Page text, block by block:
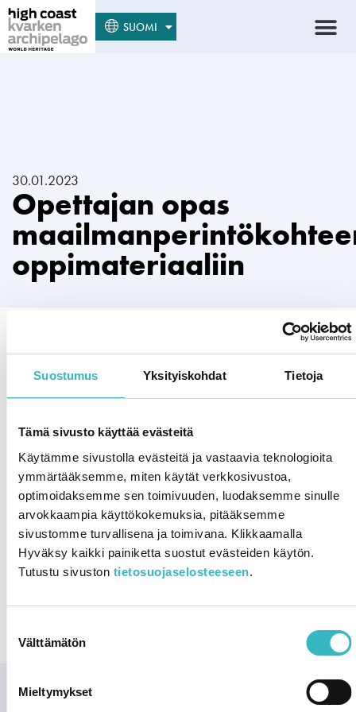
Suostumus Yksityiskohdat Tietoja
Tämä sivusto käyttää evästeitä
Käytämme sivustolla evästeitä ja vastaavia teknologioita
ymmärtääksemme, miten käytät verkkosivustoa,
optimoidaksemme sen toimivuuden, luodaksemme sinulle
arvokkaampia käyttökokemuksia, pitääksemme
sivustomme turvallisena ja toimivana. Klikkaamalla
Hyväksy kaikki painiketta suostut evästeiden käytön.
Tutustu sivuston tietosuojaselosteeseen.
valinta
Välttämätön
Mieltymykset
SUOMI
ENGLISH
30.01.2023
Opettajan opas
oppimateriaaliin
Opettajan opas Korkearannikon / Merenkurkun saariston
Oppilaiden tehtävät löytyvät täältä:
lisaa/maailmanperintoopetus/
Materiaali on saatavilla kolmessa eri tasossa, ala-asteesta
alkaen.
Löydät opettajan opas täältä
Publication type
Esite Opetusmateriaali Saatavilla verkossa
Publication topic